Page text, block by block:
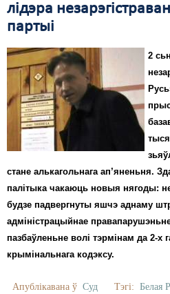
лідэра
партыі
2
стане алькагольнага ап’яненьня.
палітыка чакаюць новыя нягоды:
будзе падвергнуты яшчэ аднаму
адміністрацыйнае
пазбаўленьне волі тэрмінам да 2-х
крымінальнага кодэксу.
Апублікавана ў Суд Тэгі: Белая
Пэнітэнцыярная сыстэма
Распальваньне варожасьці
Рознае
Свабода слова
Свабода сумленьня
Сьмяротнае пакараньне
Экалёгія
Правы працоўных